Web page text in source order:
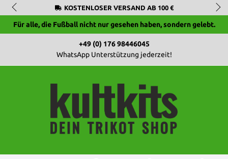
KOSTENLOSER VERSAND AB 100 €
Für alle, die Fußball nicht nur gesehen haben, sondern gelebt.
+49 (0) 176 98446045
WhatsApp Unterstützung jederzeit!